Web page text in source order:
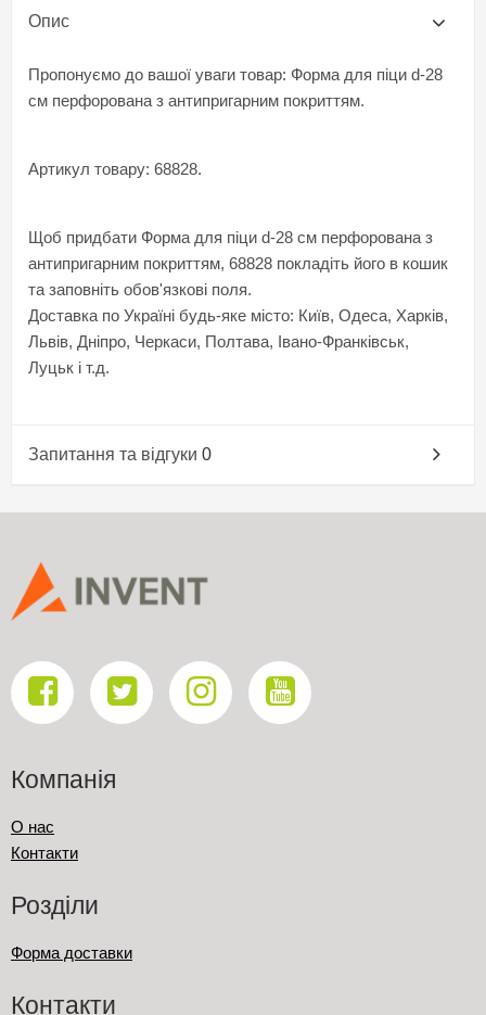
Опис
Пропонуємо до вашої уваги товар: Форма для піци d-28
см перфорована з антипригарним покриттям.
Артикул товару: 68828.
Щоб придбати Форма для піци d-28 см перфорована з
антипригарним покриттям, 68828 покладіть його в кошик
та заповніть обов'язкові поля.
Доставка по Україні будь-яке місто: Київ, Одеса, Харків,
Львів, Дніпро, Черкаси, Полтава, Івано-Франківськ,
Луцьк і т.д.
Запитання та відгуки 0
Компанія
О нас
Контакти
Розділи
Форма доставки
Контакти